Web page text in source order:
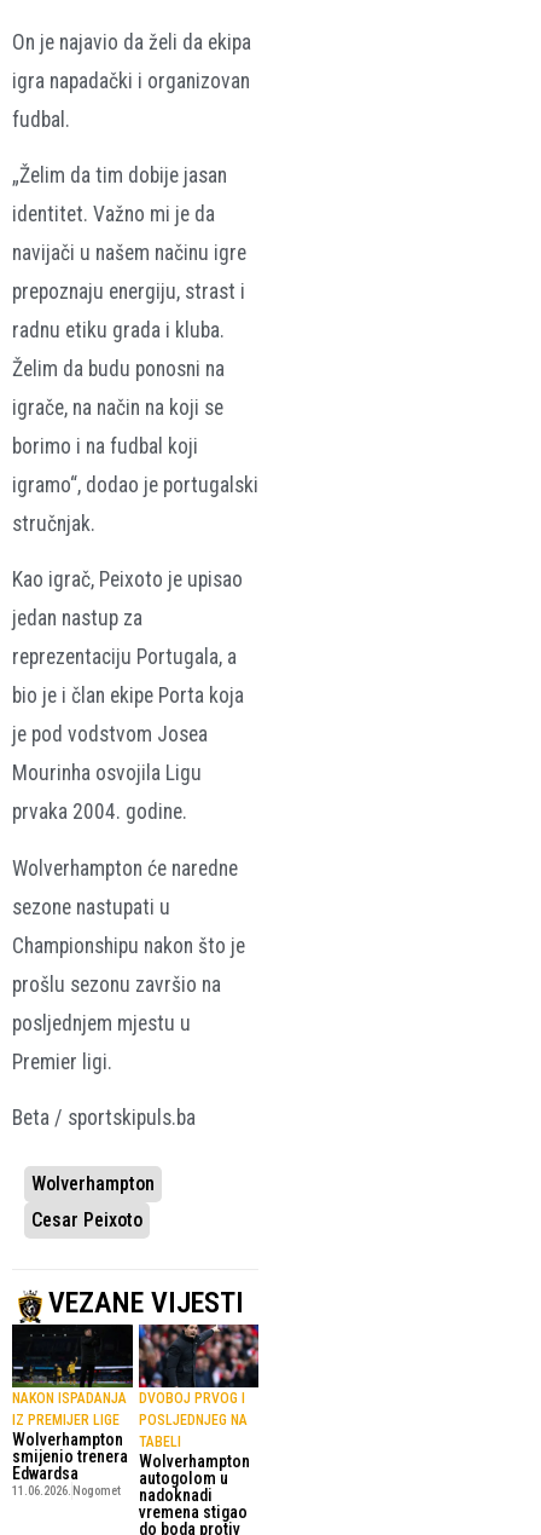
On je najavio da želi da ekipa
igra napadački i organizovan
fudbal.
„Želim da tim dobije jasan
identitet. Važno mi je da
navijači u našem načinu igre
prepoznaju energiju, strast i
radnu etiku grada i kluba.
Želim da budu ponosni na
igrače, na način na koji se
borimo i na fudbal koji
igramo“, dodao je portugalski
stručnjak.
Kao igrač, Peixoto je upisao
jedan nastup za
reprezentaciju Portugala, a
bio je i član ekipe Porta koja
je pod vodstvom Josea
Mourinha osvojila Ligu
prvaka 2004. godine.
Wolverhampton će naredne
sezone nastupati u
Championshipu nakon što je
prošlu sezonu završio na
posljednjem mjestu u
Premier ligi.
Beta / sportskipuls.ba
Wolverhampton
Cesar Peixoto
VEZANE VIJESTI
NAKON ISPADANJA
IZ PREMIJER LIGE
Wolverhampton
smijenio trenera
Edwardsa
11.06.2026. Nogomet
DVOBOJ PRVOG I
POSLJEDNJEG NA
TABELI
Wolverhampton
autogolom u
nadoknadi
vremena stigao
do boda protiv